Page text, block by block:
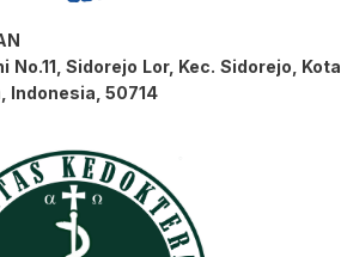
No.11, Sidorejo Lor, Kec. Sidorejo, Kota
Indonesia, 50714